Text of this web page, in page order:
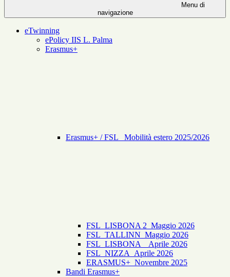
Menu di
navigazione
eTwinning
ePolicy IIS L. Palma
Erasmus+
Erasmus+ / FSL _Mobilità estero 2025/2026
FSL_LISBONA 2_Maggio 2026
FSL_TALLINN_Maggio 2026
FSL_LISBONA _ Aprile 2026
FSL_NIZZA_Aprile 2026
ERASMUS+_Novembre 2025
Bandi Erasmus+